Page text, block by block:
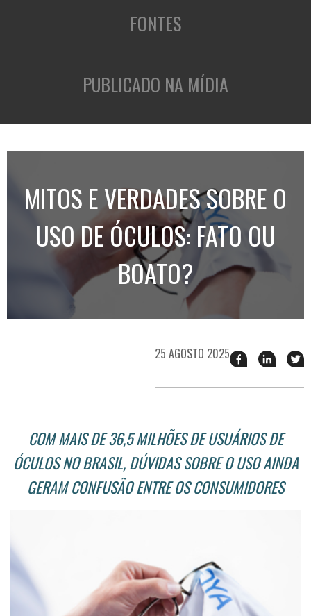
FONTES
PUBLICADO NA MÍDIA
MITOS E VERDADES SOBRE O
USO DE ÓCULOS: FATO OU
BOATO?
25 AGOSTO 2025 Compartilhar
esse
no
esse
no
COM MAIS DE 36,5 MILHÕES DE USUÁRIOS DE
ÓCULOS NO BRASIL, DÚVIDAS SOBRE O USO AINDA
GERAM CONFUSÃO ENTRE OS CONSUMIDORES